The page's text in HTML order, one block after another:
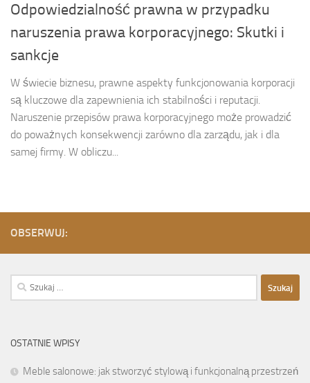
Odpowiedzialność prawna w przypadku
naruszenia prawa korporacyjnego: Skutki i
sankcje
W świecie biznesu, prawne aspekty funkcjonowania korporacji
są kluczowe dla zapewnienia ich stabilności i reputacji.
Naruszenie przepisów prawa korporacyjnego może prowadzić
do poważnych konsekwencji zarówno dla zarządu, jak i dla
samej firmy. W obliczu...
OBSERWUJ:
Szukaj:
OSTATNIE WPISY
Meble salonowe: jak stworzyć stylową i funkcjonalną przestrzeń